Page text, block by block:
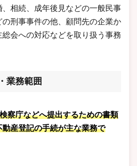
相続、成年後見などの一般民事
刑事事件の他、顧問先の企業か
会への対応などを取り扱う事務
業務範囲
察庁などへ提出するための書類
産登記の手続が主な業務で